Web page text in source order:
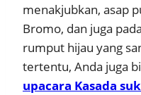
menakjubkan, asap
Bromo, dan juga
rumput hijau yang
tertentu, Anda juga
upacara Kasada